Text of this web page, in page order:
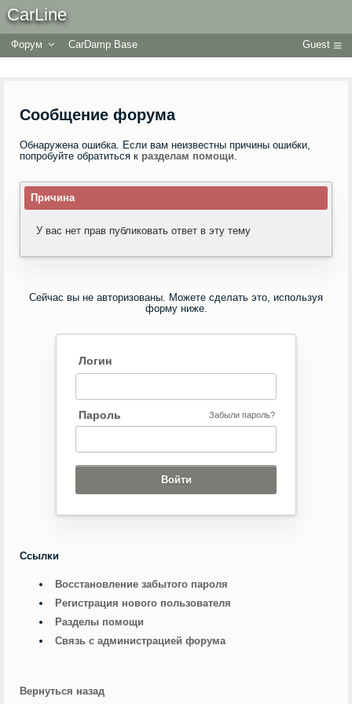
CarLine
Форум CarDamp Base Guest
Сообщение форума
Обнаружена ошибка. Если вам неизвестны причины ошибки,
попробуйте обратиться к разделам помощи.
Причина
У вас нет прав публиковать ответ в эту тему
Сейчас вы не авторизованы. Можете сделать это, используя
форму ниже.
Логин
Пароль Забыли пароль?
Ссылки
Восстановление забытого пароля
Регистрация нового пользователя
Разделы помощи
Связь с администрацией форума
Вернуться назад